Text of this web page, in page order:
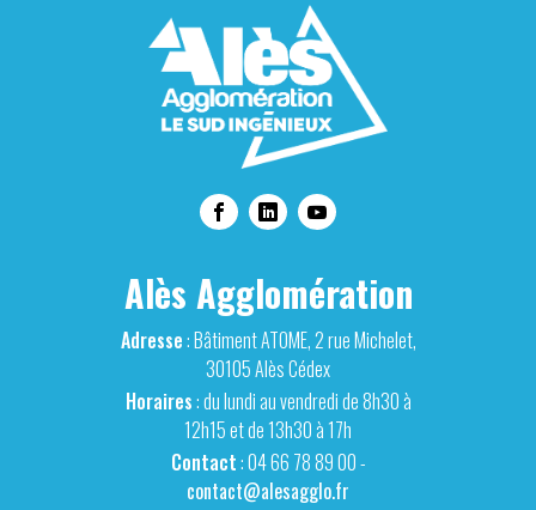
Alès Agglomération
Adresse: Bâtiment ATOME, 2 rue Michelet,
30105 Alès Cédex
Horaires: du lundi au vendredi de 8h30 à
12h15 et de 13h30 à 17h
Contact: 04 66 78 89 00 -
contact@alesagglo.fr